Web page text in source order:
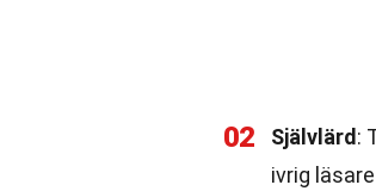
02 Självlärd :
ivrig